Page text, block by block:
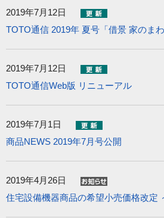
2019年7月12日
TOTO通信 2019年 夏号「借景 家のま
2019年7月12日
TOTO通信Web版 リニューアル
2019年7月1日
商品NEWS 2019年7月号公開
2019年4月26日
住宅設備機器商品の希望小売価格改定